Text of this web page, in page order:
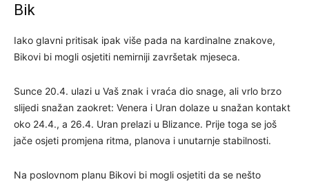
Bik
Iako glavni pritisak ipak više pada na kardinalne znakove,
Bikovi bi mogli osjetiti nemirniji završetak mjeseca.
Sunce 20.4. ulazi u Vaš znak i vraća dio snage, ali vrlo brzo
slijedi snažan zaokret: Venera i Uran dolaze u snažan kontakt
oko 24.4., a 26.4. Uran prelazi u Blizance. Prije toga se još
jače osjeti promjena ritma, planova i unutarnje stabilnosti.
Na poslovnom planu Bikovi bi mogli osjetiti da se nešto